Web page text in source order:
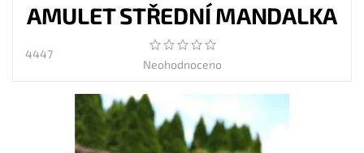
AMULET STŘEDNÍ MANDALKA
4447
Neohodnoceno